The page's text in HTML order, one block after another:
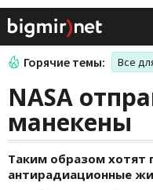
Горячие темы: Все
NASA
манекены
Таким образом хотят
антирадиационные